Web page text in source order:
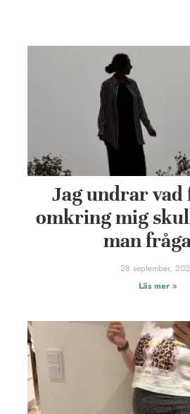
Jag undrar
omkring mig
man
28 september,
Läs mer »